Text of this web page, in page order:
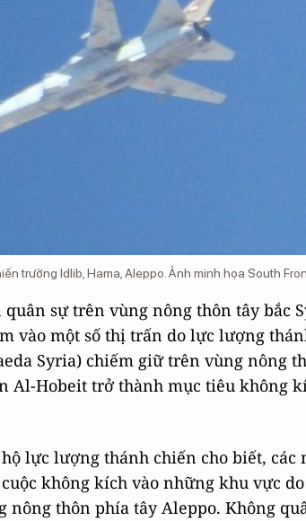
trường Idlib, Hama, Aleppo. Ảnh minh họa South
sự trên vùng nông thôn tây bắc
vào một số thị trấn do lực lượng
Syria) chiếm giữ trên vùng nông
Al-Hobeit trở thành mục tiêu không
lực lượng thánh chiến cho biết, các
không kích vào những khu vực
nông thôn phía tây Aleppo. Không